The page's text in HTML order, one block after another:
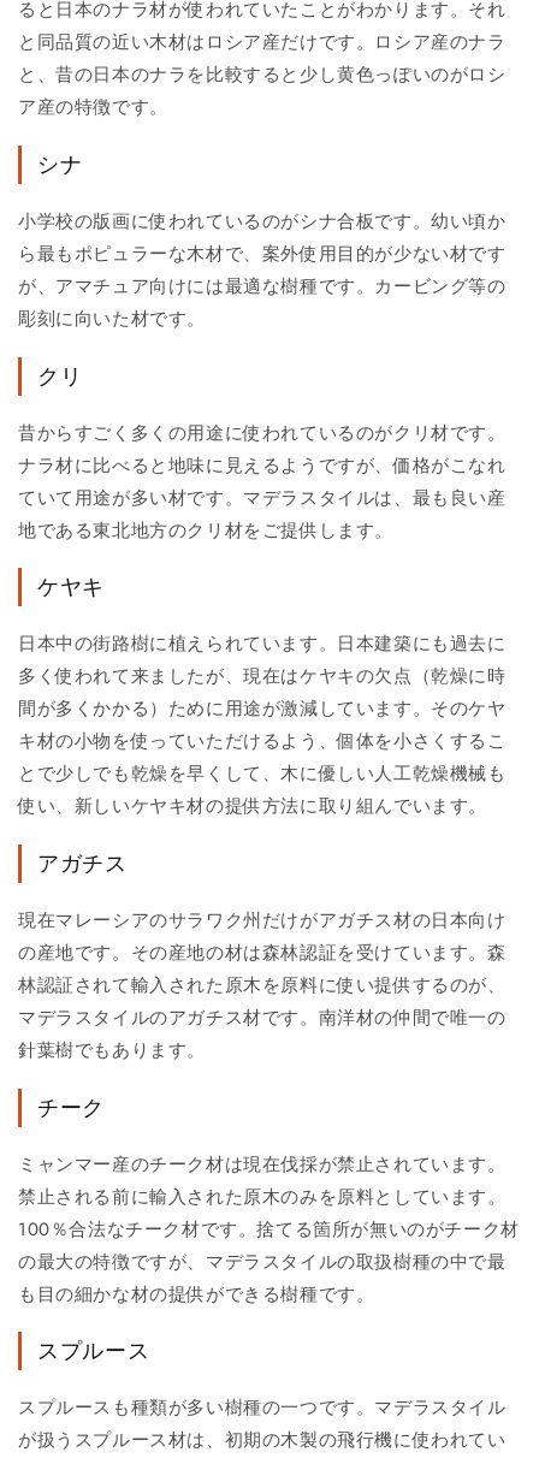
ると日本のナラ材が使われていたことがわかります。それ
と同品質の近い木材はロシア産だけです。ロシア産のナラ
と、昔の日本のナラを比較すると少し黄色っぽいのがロシ
ア産の特徴です。
シナ
小学校の版画に使われているのがシナ合板です。幼い頃か
ら最もポピュラーな木材で、案外使用目的が少ない材です
が、アマチュア向けには最適な樹種です。カービング等の
彫刻に向いた材です。
クリ
昔からすごく多くの用途に使われているのがクリ材です。
ナラ材に比べると地味に見えるようですが、価格がこなれ
ていて用途が多い材です。マデラスタイルは、最も良い産
地である東北地方のクリ材をご提供します。
ケヤキ
日本中の街路樹に植えられています。日本建築にも過去に
多く使われて来ましたが、現在はケヤキの欠点（乾燥に時
間が多くかかる）ために用途が激減しています。そのケヤ
キ材の小物を使っていただけるよう、個体を小さくするこ
とで少しでも乾燥を早くして、木に優しい人工乾燥機械も
使い、新しいケヤキ材の提供方法に取り組んでいます。
アガチス
現在マレーシアのサラワク州だけがアガチス材の日本向け
の産地です。その産地の材は森林認証を受けています。森
林認証されて輸入された原木を原料に使い提供するのが、
マデラスタイルのアガチス材です。南洋材の仲間で唯一の
針葉樹でもあります。
チーク
ミャンマー産のチーク材は現在伐採が禁止されています。
禁止される前に輸入された原木のみを原料としています。
100％合法なチーク材です。捨てる箇所が無いのがチーク材
の最大の特徴ですが、マデラスタイルの取扱樹種の中で最
も目の細かな材の提供ができる樹種です。
スプルース
スプルースも種類が多い樹種の一つです。マデラスタイル
が扱うスプルース材は、初期の木製の飛行機に使われてい